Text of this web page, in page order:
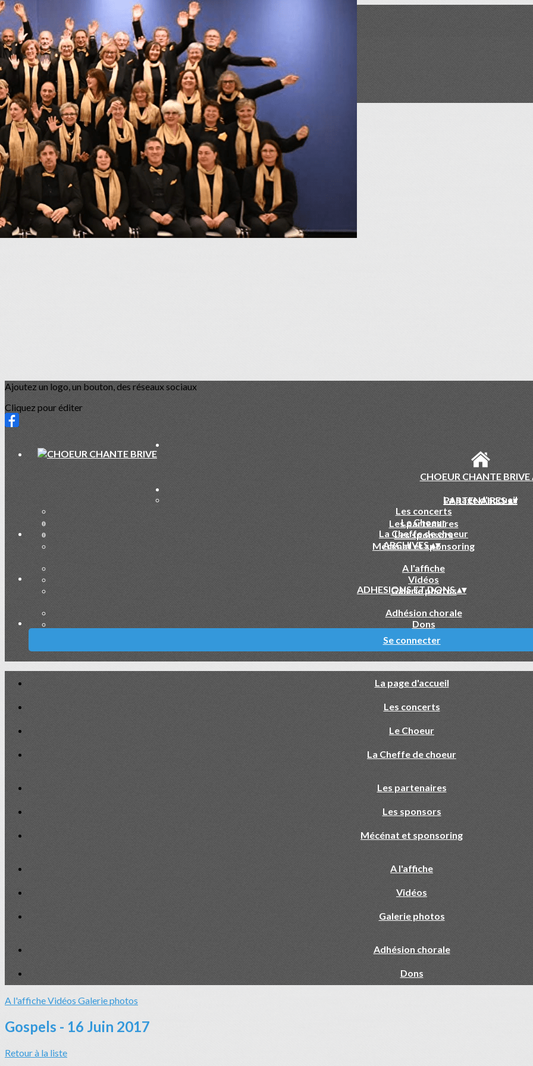
Menu
<
>
A l'affiche
Vidéos
Galerie photos
?>
Images de la page d'accueil
Cliquez pour éditer
Ajoutez un logo, un bouton, des réseaux sociaux
Cliquez pour éditer
CHOEUR CHANTE BRIVE
La page d'accueil
Les concerts
Le Choeur
La Cheffe de choeur
PARTENAIRES▴▾
Les partenaires
Les sponsors
Mécénat et sponsoring
ARCHIVES▴▾
A l'affiche
Vidéos
Galerie photos
ADHESIONS ET DONS▴▾
Adhésion chorale
Dons
Se connecter
La page d'accueil
Les concerts
Le Choeur
La Cheffe de choeur
Les partenaires
Les sponsors
Mécénat et sponsoring
A l'affiche
Vidéos
Galerie photos
Adhésion chorale
Dons
A l'afficheVidéos Galerie photos
Gospels - 16 Juin 2017
Retour à la liste